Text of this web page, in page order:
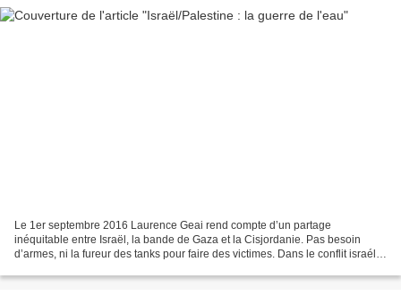
Le 1er septembre 2016 Laurence Geai rend compte d’un partage
inéquitable entre Israël, la bande de Gaza et la Cisjordanie. Pas besoin
d’armes, ni la fureur des tanks pour faire des victimes. Dans le conflit israélo-